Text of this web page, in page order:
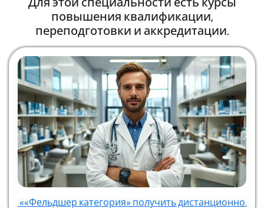
Для этой специальности есть курсы
повышения квалификации,
переподготовки и аккредитации.
««Фельдшер категория» получить дистанционно.